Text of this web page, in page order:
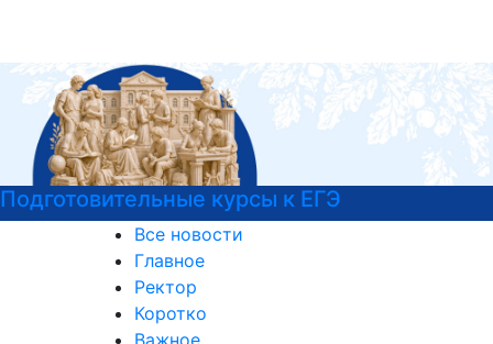
Курсы немецкого языка
Все новости
Главное
Ректор
Коротко
Важное